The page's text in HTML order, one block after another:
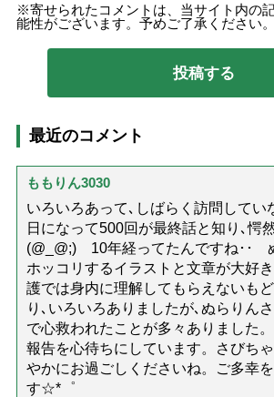
寄せられたコメントは、当サイト内の
能性がございます。予めご了承ください。
最近のコメント
ももりん3030
いろいろあって､しばらく訪問してい
日になって500回が最終話と知り､愕
(@_@;) 10年経ってたんですね･･
ホッコリするイラストと文章が大
護では身内に理解してもらえないも
り､いろいろありましたが､ぬらりん
で心救われたことが多々ありました
報告を心待ちにしています。さびち
やかにお過ごしくださいね。ご多幸
す☆*゜